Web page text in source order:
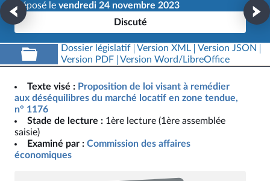
Déposé le vendredi 24 novembre 2023
Discuté
Dossier législatif Version XML
Version JSON
Version PDF
Version Word/LibreOffice
Texte visé : Proposition de loi visant à remédier
aux déséquilibres du marché locatif en zone tendue,
n° 1176
Stade de lecture : 1ère lecture (1ère assemblée
saisie)
Examiné par : Commission des affaires
économiques